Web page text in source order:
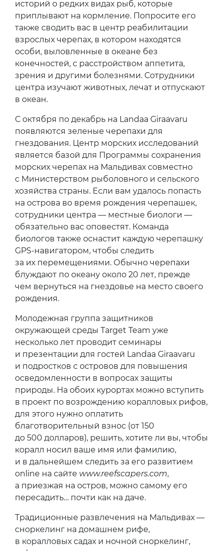
историй о редких видах рыб, которые
приплывают на кормление. Попросите его
также сводить вас в центр реабилитации
взрослых черепах, в котором находятся
особи, выловленные в океане без
конечностей, с расстройством аппетита,
зрения и другими болезнями. Сотрудники
центра изучают животных, лечат и отпускают
в океан.
С октября по декабрь на Landaa Giraavaru
появляются зеленые черепахи для
гнездования. Центр морских исследований
является базой для Программы сохранения
морских черепах на Мальдивах совместно
с Министерством рыболовного и сельского
хозяйства страны. Если вам удалось попасть
на острова во время рождения черепашек,
сотрудники центра — местные биологи —
обязательно вас оповестят. Команда
биологов также оснастит каждую черепашку
GPS-навигатором, чтобы следить
за их перемещениями. Обычно черепахи
блуждают по океану около 20 лет, прежде
чем вернуться на гнездовье на место своего
рождения.
Молодежная группа защитников
окружающей среды Target Team уже
несколько лет проводит семинары
и презентации для гостей Landaa Giraavaru
и подростков с островов для повышения
осведомленности в вопросах защиты
природы. На обоих курортах можно вступить
в проект по возрождению коралловых рифов,
для этого нужно оплатить
благотворительный взнос (от 150
до 500 долларов), решить, хотите ли вы, чтобы
коралл носил ваше имя или фамилию,
и в дальнейшем следить за его развитием
online на сайте www.reefscapers.com,
а приезжая на остров, можно самому его
пересадить… почти как на даче.
Традиционные развлечения на Мальдивах —
сноркелинг на домашнем рифе,
в коралловых садах и ночной сноркелинг,